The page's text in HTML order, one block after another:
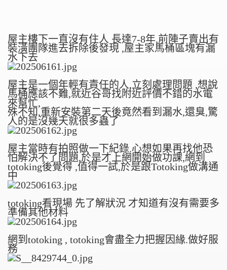
屋主樓下一直沒有住人 長達7-8年,前陣子賣出有
裝潢團隊進去拆除後發現 ,屋主家馬桶區塊有漏
水下去
屋主是一個年輕有責任的人,立刻處理問題 ,想說
馬桶應該不難,就近谷哥找附近評價不錯的水電
來幫忙,
殊不知,重新安裝第二天後竟然看到漏水,還臭,驚
人的是沒幾天就很多蟲了
屋主當時有拍照做一下紀錄.心想如果再找他恐
怕解決不了問題,於是才上網開始做功課,網到
totoking後覺得 ,值得一試,於是跟Totoking做溝通
中
totoking看現場 先了解狀況 才知道有沒有需要多
準備其他材料
網到totoking , totoking會盡全力把握因緣.做好服
務